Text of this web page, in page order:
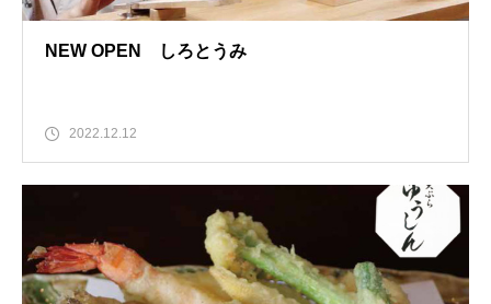
NEW OPEN しろとうみ
2022.12.12